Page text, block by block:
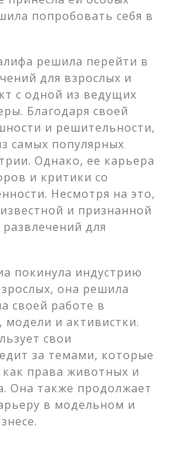
попробовать себя в
решила перейти в
для взрослых и
с одной из ведущих
Благодаря своей
и решительности,
самых популярных
Однако, ее карьера
и критики со
Несмотря на это,
и признанной
для
покинула индустрию
она решила
своей работе в
модели и активистки.
свои
за темами, которые
права животных и
Она также продолжает
в модельном и